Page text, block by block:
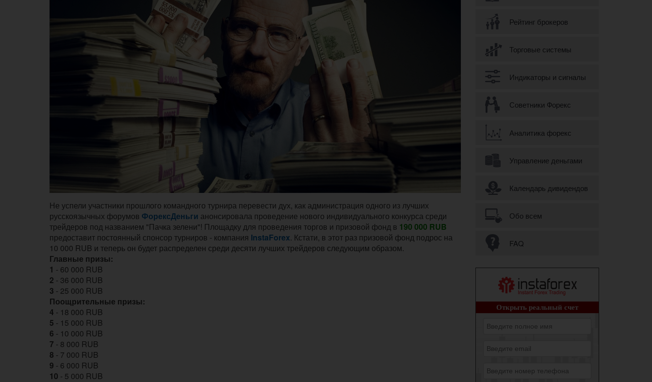
Рейтинг брокеров
Торговые системы
Индикаторы и сигналы
Советники Форекс
Аналитика форекс
Управление деньгами
Календарь дивидендов
Обо всем
FAQ
Не успели участники прошлого командного турнира перевести дух, как администрация одного из лучших
русскоязычных форумов ФорексДеньги анонсировала проведение нового индивидуального конкурса среди
трейдеров под названием "Пачка зелени"! Площадку для проведения торгов и призовой фонд в 190 000 RUB
предоставит постоянный спонсор турниров - компания InstaForex. Кстати, в этот раз призовой фонд подрос на
10 000 RUB и теперь он будет распределен среди десяти лучших трейдеров следующим образом.
Главные призы:
1 - 60 000 RUB
2 - 36 000 RUB
3 - 25 000 RUB
Поощрительные призы:
4 - 18 000 RUB
5 - 15 000 RUB
6 - 10 000 RUB
7 - 8 000 RUB
8 - 7 000 RUB
9 - 6 000 RUB
10 - 5 000 RUB